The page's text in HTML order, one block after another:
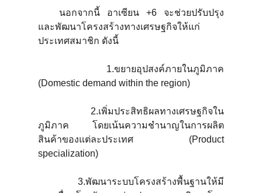
นอกจากนี้ อาเซียน +6 จะช่วยปรับปรุง
และพัฒนาโครงสร้างทางเศรษฐกิจให้แก่
ประเทศสมาชิก ดังนี้
1.ขยายอุปสงค์ภายในภูมิภาค
(Domestic demand within the region)
2.เพิ่มประสิทธิผลทางเศรษฐกิจใน
ภูมิภาค โดยเน้นความชำนาญในการผลิต
สินค้าของแต่ละประเทศ (Product
specialization)
3.พัฒนาระบบโครงสร้างพื้นฐานให้มี